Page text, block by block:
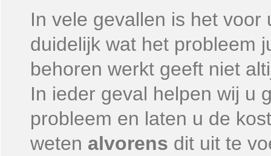
In vele gevallen is het
duidelijk wat het probleem
behoren werkt geeft niet
In ieder geval helpen wij u
probleem en laten u de
weten alvorens dit uit te